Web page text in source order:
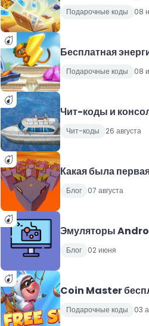
Подарочные коды 08
Бесплатная
Подарочные коды 08
Чит-коды и
Чит-коды 26 августа
Какая была
Блог 07 августа
Эмуляторы
Блог 02 июня
Coin Master
Подарочные коды 03